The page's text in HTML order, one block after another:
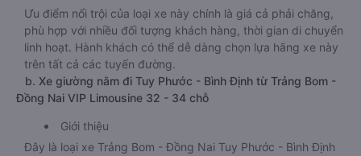
Ưu điểm nổi trội của loại xe này chính là giá cả phải chăng,
phù hợp với nhiều đối tượng khách hàng, thời gian di chuyển
linh hoạt. Hành khách có thể dễ dàng chọn lựa hãng xe này
trên tất cả các tuyến đường.
b. Xe giường nằm đi Tuy Phước - Bình Định từ Trảng Bom -
Đồng Nai VIP Limousine 32 - 34 chỗ
Giới thiệu
Đây là loại xe Trảng Bom - Đồng Nai Tuy Phước - Bình Định